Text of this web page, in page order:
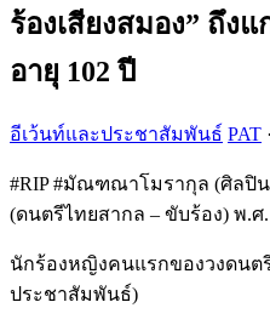
ร้องเสียงสมอง” ถึง
อายุ 102 ปี
อีเว้นท์และประชาสัมพันธ์ PAT ·
#RIP #มัณฑณาโมรากุล (ศิลปิ
(ดนตรีไทยสากล – ขับร้อง) พ.
นักร้องหญิงคนแรกของวงดน
ประชาสัมพันธ์)